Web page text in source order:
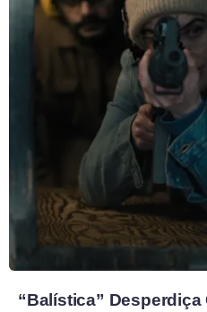
“Balística” Desperdiça